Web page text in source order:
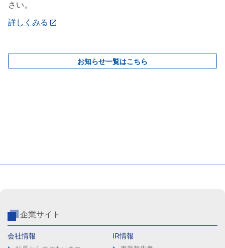
さい。
詳しくみる
お知らせ一覧はこちら
企業サイト
会社情報 IR情報